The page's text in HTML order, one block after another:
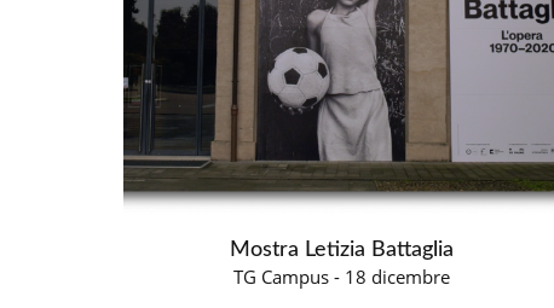
Mostra Letizia Battaglia
TG Campus - 18 dicembre